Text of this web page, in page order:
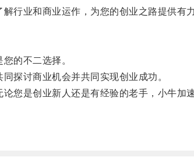
业和商业运作，为您的创业之路提供有力
的不二选择。
探讨商业机会并共同实现创业成功。
是创业新人还是有经验的老手，小牛加